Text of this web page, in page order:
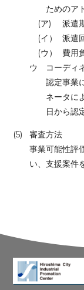
ためのア
(ア)
派遣
(イ）
派遣
(ウ）
費用
ウ
コーディ
認定事業
ネータに
日から認
(5)
審査方法
事業可能性評
い、支援案件